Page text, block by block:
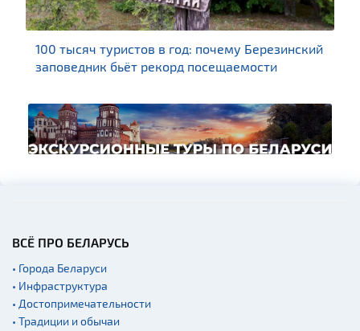
Березинский
История витебского трамвая:
обогнал Москву и Санкт-
ВСЁ ПРО БЕЛАРУСЬ
• Города Беларуси
• Инфраструктура
• Достопримечательности
• Традиции и обычаи